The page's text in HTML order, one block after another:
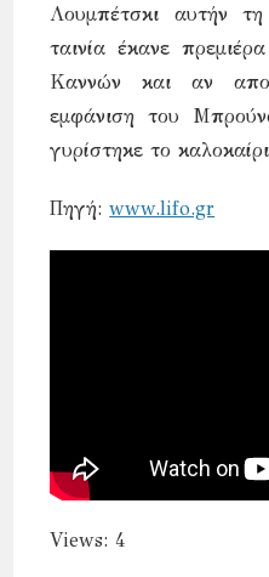
Λουμπέτσκι αυτήν
ταινία έκανε
Καννών και αν
εμφάνιση του
γυρίστηκε το
Πηγή:www.lifo.gr
Views: 4